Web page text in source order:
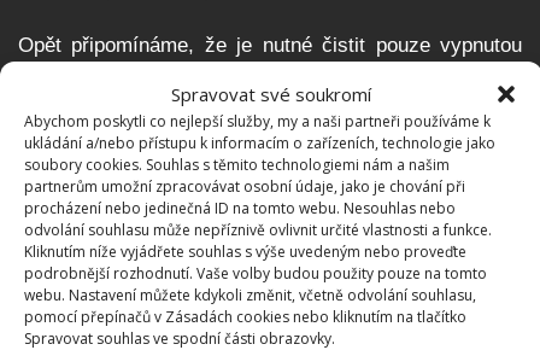
Spravovat své soukromí
Abychom poskytli co nejlepší služby, my a naši partneři používáme k
ukládání a/nebo přístupu k informacím o zařízeních, technologie jako
soubory cookies. Souhlas s těmito technologiemi nám a našim
partnerům umožní zpracovávat osobní údaje, jako je chování při
procházení nebo jedinečná ID na tomto webu. Nesouhlas nebo
odvolání souhlasu může nepříznivě ovlivnit určité vlastnosti a funkce.
Kliknutím níže vyjádřete souhlas s výše uvedeným nebo proveďte
podrobnější rozhodnutí. Vaše volby budou použity pouze na tomto
webu. Nastavení můžete kdykoli změnit, včetně odvolání souhlasu,
pomocí přepínačů v Zásadách cookies nebo kliknutím na tlačítko
Spravovat souhlas ve spodní části obrazovky.
Opět připomínáme, že je nutné čistit pouze vypnutou
vyleštěte ještě suchým hadříkem. Stejným způsobem
lze čistit i monitor počítače.